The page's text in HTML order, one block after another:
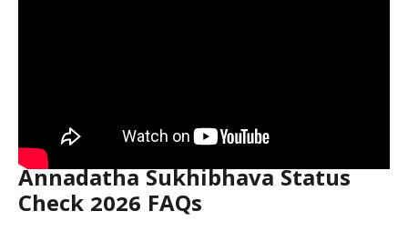
Annadatha Sukhibhava Status
Check 2026 FAQs